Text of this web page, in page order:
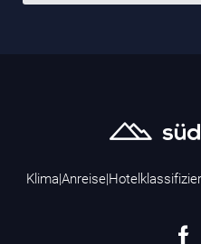
Klima|Anreise|